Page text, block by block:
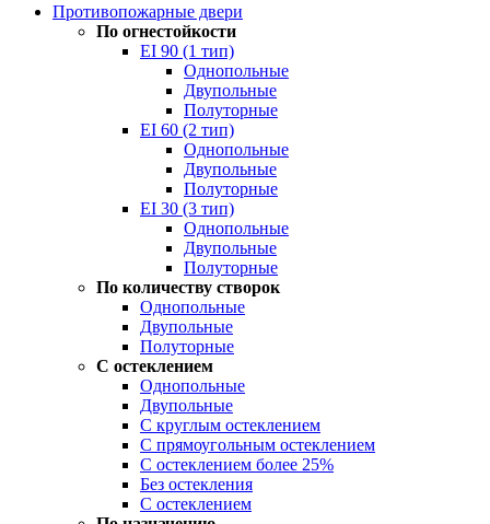
Противопожарные двери
По огнестойкости
EI 90 (1 тип)
Однопольные
Двупольные
Полуторные
EI 60 (2 тип)
Однопольные
Двупольные
Полуторные
EI 30 (3 тип)
Однопольные
Двупольные
Полуторные
По количеству створок
Однопольные
Двупольные
Полуторные
С остеклением
Однопольные
Двупольные
С круглым остеклением
С прямоугольным остеклением
С остеклением более 25%
Без остекления
С остеклением